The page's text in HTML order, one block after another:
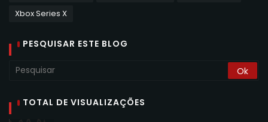
Xbox Series X
PESQUISAR ESTE BLOG
TOTAL DE VISUALIZAÇÕES